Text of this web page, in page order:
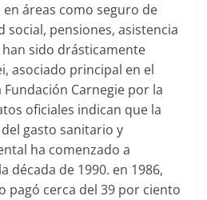
áreas como seguro de
social, pensiones, asistencia
sido drásticamente
asociado principal en el
Carnegie por la
oficiales indican que la
gasto sanitario y
ha comenzado a
década de 1990. en 1986,
pagó cerca del 39 por ciento